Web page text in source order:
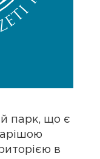
парк, що є
в